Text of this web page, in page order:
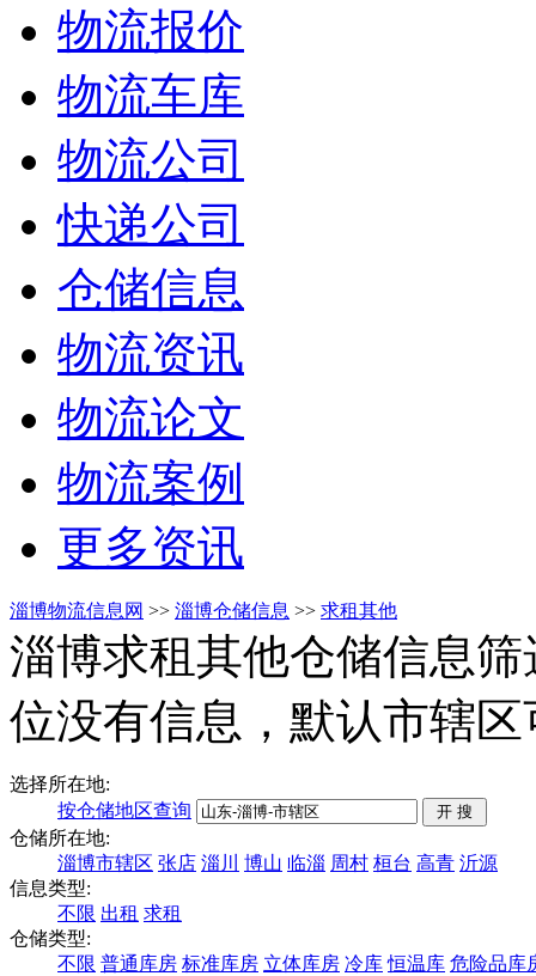
物流报价
物流车库
物流公司
快递公司
仓储信息
物流资讯
物流论文
物流案例
更多资讯
淄博物流信息网 >> 淄博仓储信息 >> 求租其他
淄博求租其他仓储信息筛
位没有信息，默认市辖
选择所在地:
按仓储地区查询
仓储所在地:
淄博市辖区 张店 淄川 博山 临淄 周村 桓台 高青 沂源
信息类型:
不限 出租 求租
仓储类型:
不限 普通库房 标准库房 立体库房 冷库 恒温库 危险品库